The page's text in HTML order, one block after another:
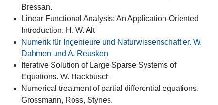
Bressan.
Linear Functional Analysis: An Application-Oriented
Introduction. H. W. Alt
Numerik für Ingenieure und Naturwissenschaftler, W.
Dahmen und A. Reusken
Iterative Solution of Large Sparse Systems of
Equations. W. Hackbusch
Numerical treatment of partial differential equations.
Grossmann, Ross, Stynes.